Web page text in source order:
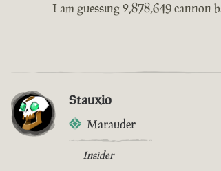
I am guessing 2,878,649 cannon
Stauxio
Marauder
Insider